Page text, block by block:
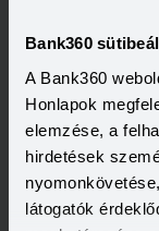
Bank360
A Bank360
Honlapok
elemzése, a
hirdetések
látogatók